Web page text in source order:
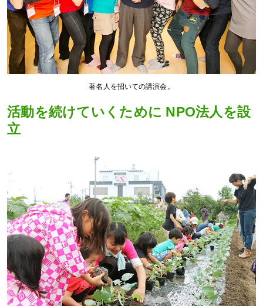
著名人を招いての講演会。
活動を続けていくために NPO法人を設
立